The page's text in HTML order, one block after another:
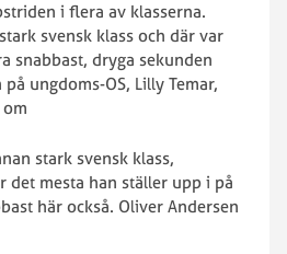
i flera av klasserna.
svensk klass och där var
snabbast, dryga sekunden
ungdoms-OS, Lilly Temar,
stark svensk klass,
det mesta han ställer upp i på
här också. Oliver Andersen